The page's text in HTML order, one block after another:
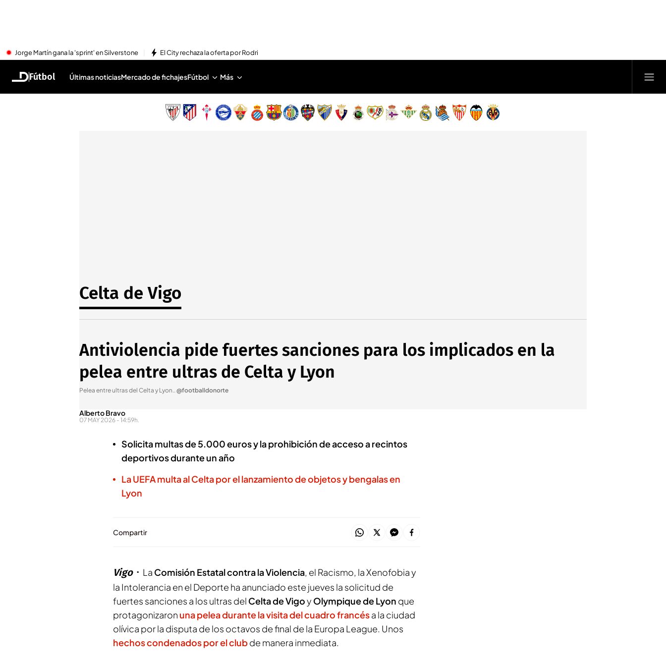
Jorge Martín gana la 'sprint' en Silverstone El City rechaza la oferta por Rodri
Fútbol Últimas noticiasMercado de fichajesFútbol Más
Celta de Vigo
Antiviolencia pide fuertes sanciones para los implicados en la
pelea entre ultras de Celta y Lyon
Pelea entre ultras del Celta y Lyon..@footballdonorte
Alberto Bravo
07 MAY 2026 - 14:59h.
Solicita multas de 5.000 euros y la prohibición de acceso a recintos
deportivos durante un año
La UEFA multa al Celta por el lanzamiento de objetos y bengalas en
Lyon
Compartir
Vigo La Comisión Estatal contra la Violencia, el Racismo, la Xenofobia y
la Intolerancia en el Deporte ha anunciado este jueves la solicitud de
fuertes sanciones a los ultras del Celta de Vigoy Olympique de Lyon que
protagonizaron una pelea durante la visita del cuadro francésa la ciudad
olívica por la disputa de los octavos de final de la Europa League. Unos
hechos condenados por el clubde manera inmediata.